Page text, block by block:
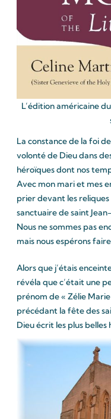
L’édition américaine
La constance de la foi
volonté de Dieu dans
héroïques dont nos
Avec mon mari et mes
prier devant les reliques
sanctuaire de saint
Nous ne sommes pas
mais nous espérons
Alors que j’étais
révéla que c’était une
prénom de « Zélie
précédant la fête des
Dieu écrit les plus belles